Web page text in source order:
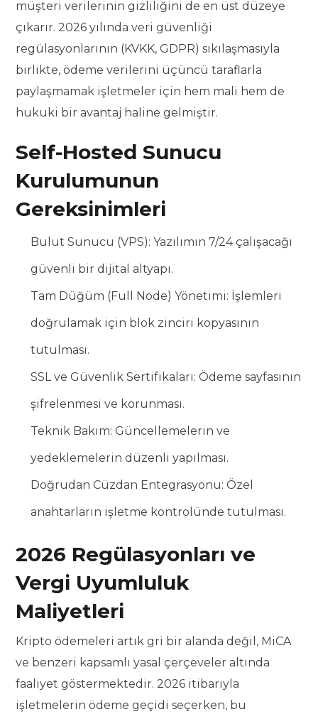
müşteri verilerinin gizliliğini de en üst düzeye
çıkarır. 2026 yılında veri güvenliği
regülasyonlarının (KVKK, GDPR) sıkılaşmasıyla
birlikte, ödeme verilerini üçüncü taraflarla
paylaşmamak işletmeler için hem mali hem de
hukuki bir avantaj haline gelmiştir.
Self-Hosted Sunucu
Kurulumunun
Gereksinimleri
Bulut Sunucu (VPS): Yazılımın 7/24 çalışacağı
güvenli bir dijital altyapı.
Tam Düğüm (Full Node) Yönetimi: İşlemleri
doğrulamak için blok zinciri kopyasının
tutulması.
SSL ve Güvenlik Sertifikaları: Ödeme sayfasının
şifrelenmesi ve korunması.
Teknik Bakım: Güncellemelerin ve
yedeklemelerin düzenli yapılması.
Doğrudan Cüzdan Entegrasyonu: Özel
anahtarların işletme kontrolünde tutulması.
2026 Regülasyonları ve
Vergi Uyumluluk
Maliyetleri
Kripto ödemeleri artık gri bir alanda değil, MiCA
ve benzeri kapsamlı yasal çerçeveler altında
faaliyet göstermektedir. 2026 itibarıyla
işletmelerin ödeme geçidi seçerken, bu